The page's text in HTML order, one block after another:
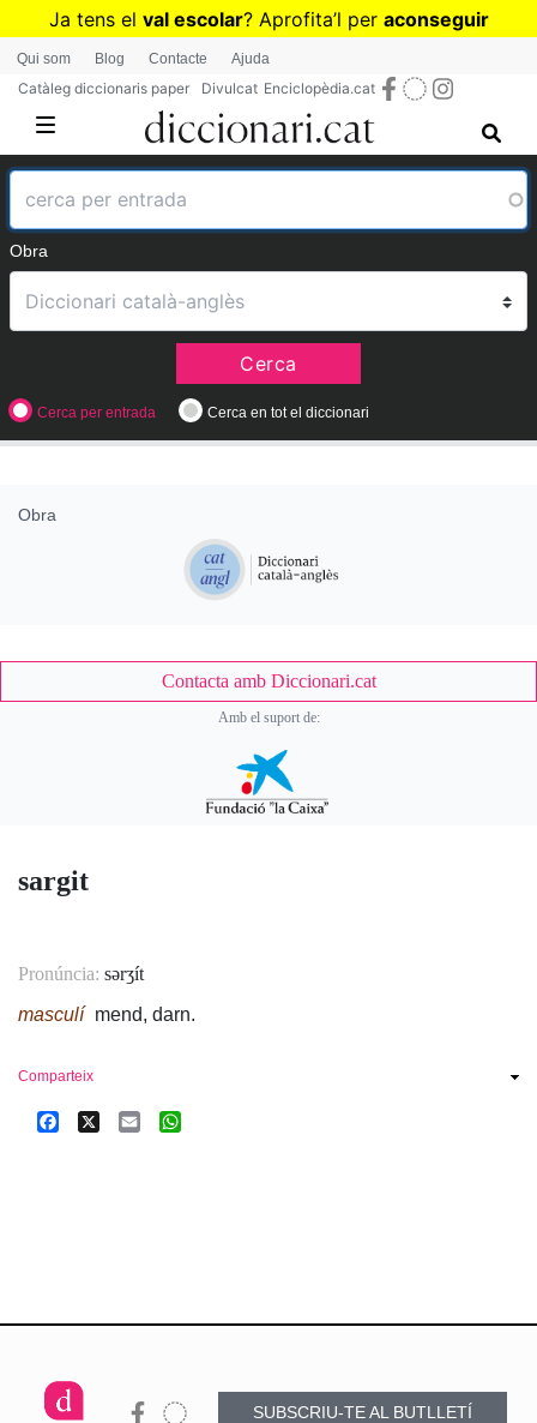
Vés
contingut
Ja tens el val escolar? Aprofita’l per aconseguir
diccionaris per a Primària o Secundària
Qui som Blog Contacte Ajuda
Catàleg diccionaris paper Divulcat Enciclopèdia.cat
Obra
Cerca
Cerca per entrada Cerca en tot el diccionari
sargit
Pronúncia: sərʒít
masculí mend, darn.
Obra
Contacta amb Diccionari.cat
Amb el suport de:
Comparteix
Facebook Email
SUBSCRIU-TE AL BUTLLETÍ